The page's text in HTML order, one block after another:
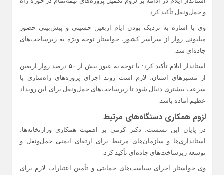
و حمل‌ونقل تأکید کرد.
وی با اشاره به نزدیک بودن ایام اربعین حسینی و پیش‌بینی حضور
میلیونی زوار از سراسر کشور، خواستار توجه ویژه به زیرساخت‌های
جاده‌ای شد.
استاندار ایلام تأکید کرد: با توجه به عبور بیش از ۵۰ درصد زوار اربعین
از مسیرهای استان، لازم است روند اجرای پروژه‌های راه‌سازی با
سرعت بیشتری دنبال شود تا زیرساخت‌های حمل‌ونقل برای این رویداد
عظیم آماده باشد.
لزوم همکاری دستگاه‌های مرتبط
در پایان این نشست، دکتر کرمی بر اهمیت همکاری وزارتخانه‌ها،
استانداری‌ها و سازمان‌های مرتبط برای ارتقای ایمنی حمل‌ونقل و
توسعه زیرساخت‌های جاده‌ای تأکید کرد.
وی خواستار اجرای سیاست‌های حمایتی و تأمین اعتبارات لازم برای